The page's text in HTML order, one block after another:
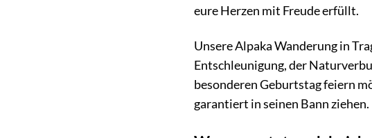
eure Herzen mit Freude erfüllt.
Unsere Alpaka Wanderung in
Entschleunigung, der
besonderen Geburtstag feiern
garantiert in seinen Bann ziehen.